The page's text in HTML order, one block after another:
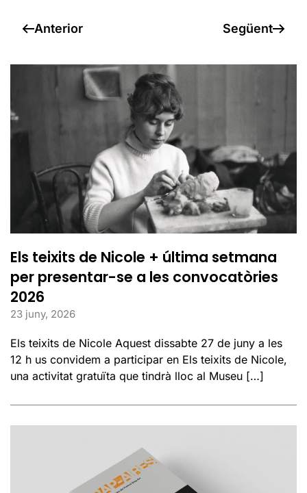
Anterior Següent
Els teixits de Nicole + última setmana
per presentar-se a les convocatòries
2026
23 juny, 2026
Els teixits de Nicole Aquest dissabte 27 de juny a les
12 h us convidem a participar en Els teixits de Nicole,
una activitat gratuïta que tindrà lloc al Museu […]